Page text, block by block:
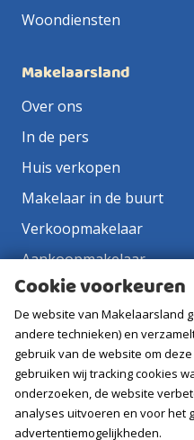
Woondiensten
Makelaarsland
Over ons
In de pers
Huis verkopen
Makelaar in de buurt
Verkoopmakelaar
Aankoopmakelaar
Contact
Vacatures
Volg ons
Cookie voorkeuren
De website van Makelaarsland
andere technieken) en
gebruik van de website om
gebruiken wij tracking cookies
onderzoeken, de website
analyses uitvoeren en voor het
advertentiemogelijkheden.